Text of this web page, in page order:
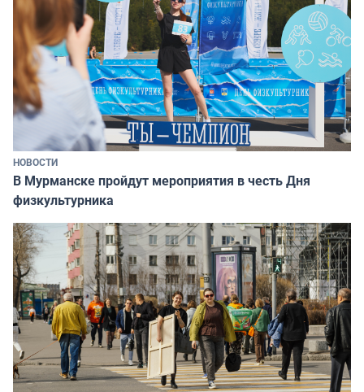
НОВОСТИ
В Мурманске пройдут мероприятия в честь Дня
физкультурника